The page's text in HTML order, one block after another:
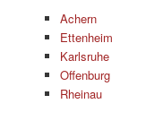
Achern
Ettenheim
Karlsruhe
Offenburg
Rheinau